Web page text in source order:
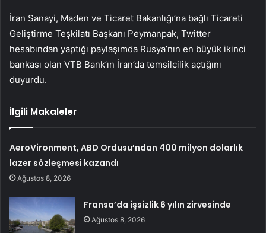
İran Sanayi, Maden ve Ticaret Bakanlığı’na bağlı Ticareti
Geliştirme Teşkilatı Başkanı Peymanpak, Twitter
hesabından yaptığı paylaşımda Rusya’nın en büyük ikinci
bankası olan VTB Bank’ın İran’da temsilcilik açtığını
duyurdu.
İlgili Makaleler
AeroVironment, ABD Ordusu’ndan 400 milyon dolarlık
lazer sözleşmesi kazandı
Ağustos 8, 2026
Fransa’da işsizlik 6 yılın zirvesinde
Ağustos 8, 2026